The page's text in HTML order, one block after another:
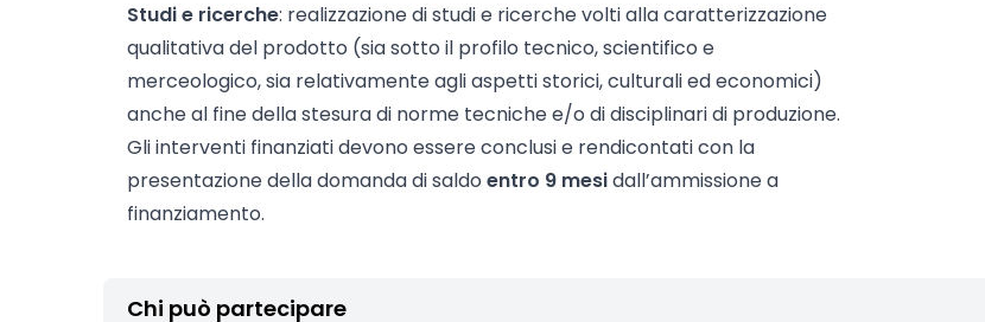
Studi e ricerche: realizzazione di studi e ricerche volti alla caratterizzazione
qualitativa del prodotto (sia sotto il profilo tecnico, scientifico e
merceologico, sia relativamente agli aspetti storici, culturali ed economici)
anche al fine della stesura di norme tecniche e/o di disciplinari di produzione.
Gli interventi finanziati devono essere conclusi e rendicontati con la
presentazione della domanda di saldo entro 9 mesidall’ammissione a
finanziamento.
Chi può partecipare